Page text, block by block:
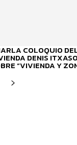
COLOQUIO
DENIS
“VIVIENDA Y